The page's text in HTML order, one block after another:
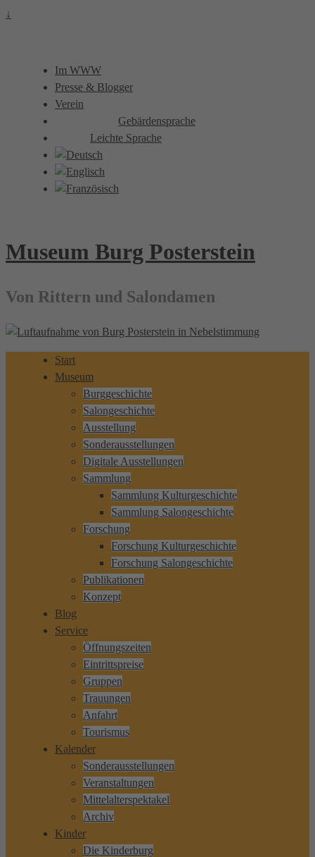
↓
Im WWW
Presse & Blogger
Verein
Gebärdensprache
Leichte Sprache
Museum Burg Posterstein
Von Rittern und Salondamen
Start
Museum
Burggeschichte
Salongeschichte
Ausstellung
Sonderausstellungen
Digitale Ausstellungen
Sammlung
Sammlung Kulturgeschichte
Sammlung Salongeschichte
Forschung
Forschung Kulturgeschichte
Forschung Salongeschichte
Publikationen
Konzept
Blog
Service
Öffnungszeiten
Eintrittspreise
Gruppen
Trauungen
Anfahrt
Tourismus
Kalender
Sonderausstellungen
Veranstaltungen
Mittelalterspektakel
Archiv
Kinder
Die Kinderburg